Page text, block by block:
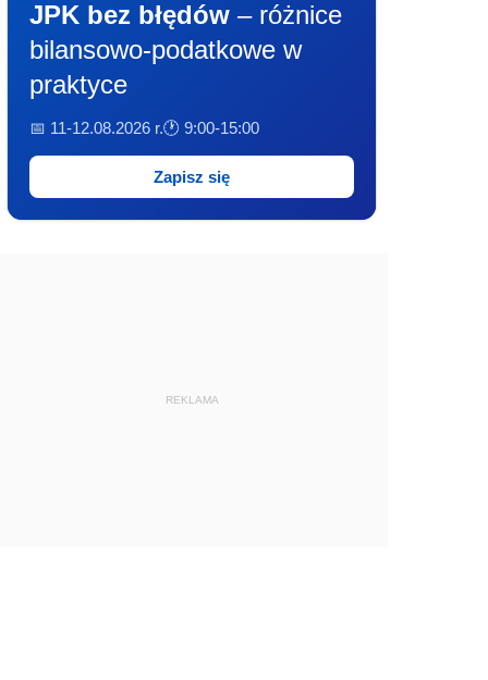
JPK bez błędów – różnice
bilansowo-podatkowe w
praktyce
📅 11-12.08.2026 r.🕐 9:00-15:00
Zapisz się
REKLAMA